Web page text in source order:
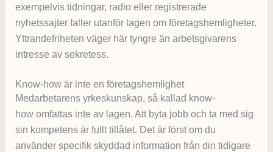
exempelvis tidningar, radio eller registrerade
nyhetssajter faller utanför lagen om företagshemligheter.
Yttrandefriheten väger här tyngre än arbetsgivarens
intresse av sekretess.
Know-how är inte en företagshemlighet
Medarbetarens yrkeskunskap, så kallad know-
how omfattas inte av lagen. Att byta jobb och ta med sig
sin kompetens är fullt tillåtet. Det är först om du
använder specifik skyddad information från din tidigare